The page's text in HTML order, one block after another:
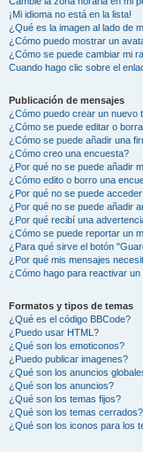
¡Mi idioma no está en la lista!
¿Qué es la imagen al lado de
¿Cómo puedo mostrar un
¿Cómo se puede cambiar mi
Cuando hago clic sobre el
Publicación de mensajes
¿Cómo puedo crear un nuevo
¿Cómo se puede editar o
¿Cómo se puede añadir una
¿Cómo creo una encuesta?
¿Por qué no se puede añadir
¿Cómo edito o borro una
¿Por qué no se puede
¿Por qué no se puede añadir
¿Por qué recibí una
¿Cómo se puede reportar un
¿Para qué sirve el botón
¿Por qué mis mensajes
¿Cómo hago para reactivar un
Formatos y tipos de temas
¿Qué es el código BBCode?
¿Puedo usar HTML?
¿Qué son los emoticonos?
¿Puedo publicar imagenes?
¿Qué son los anuncios
¿Qué son los anuncios?
¿Qué son los temas fijos?
¿Qué son los temas cerrados?
¿Qué son los iconos para los